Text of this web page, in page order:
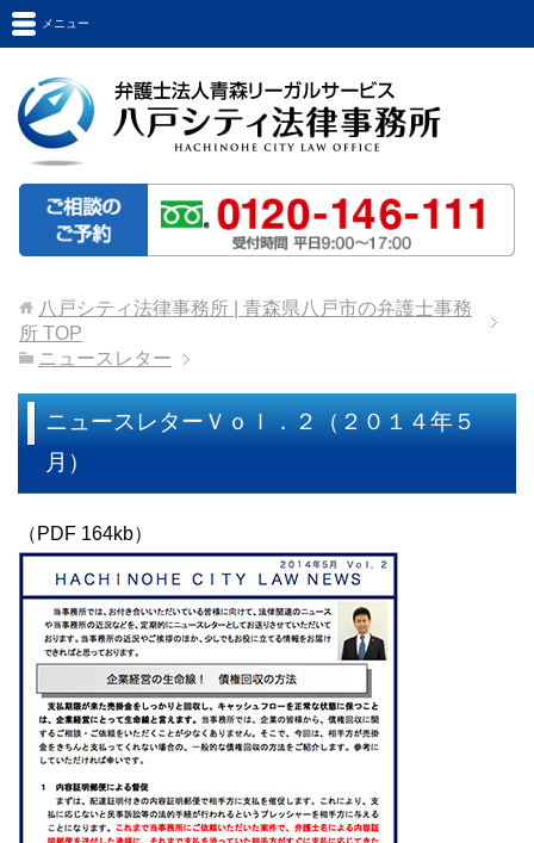
メニュー
八戸シティ法律事務所 | 青森県八戸市の弁護士事務
所 TOP
ニュースレター
ニュースレターＶｏｌ．２（２０１４年５
月）
（PDF 164kb）